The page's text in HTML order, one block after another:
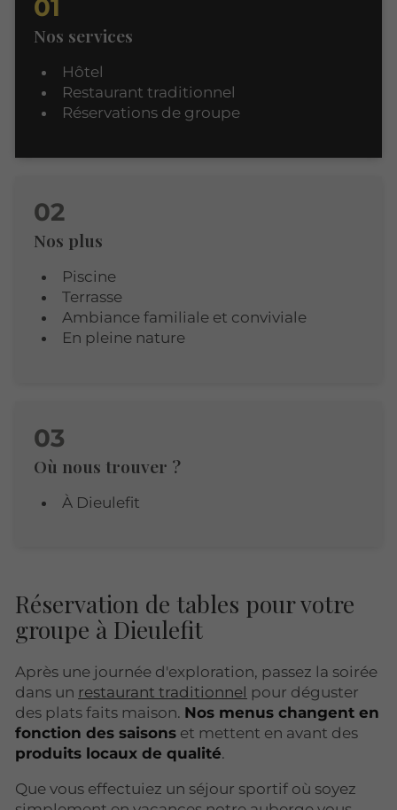
Nos services
Hôtel
Restaurant traditionnel
Réservations de groupe
Nos plus
Piscine
Terrasse
Ambiance familiale et conviviale
En pleine nature
Où nous trouver ?
À Dieulefit
Réservation de tables pour votre
groupe à Dieulefit
Après une journée d'exploration, passez la soirée
dans un restaurant traditionnel pour déguster
des plats faits maison. Nos menus changent en
fonction des saisons et mettent en avant des
produits locaux de qualité.
Que vous effectuiez un séjour sportif où soyez